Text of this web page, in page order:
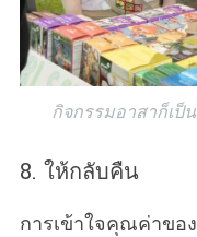
กิจกรรมอาสาก็เป็
8. ให้กลับคืน
การเข้าใจคุณค่าขอ